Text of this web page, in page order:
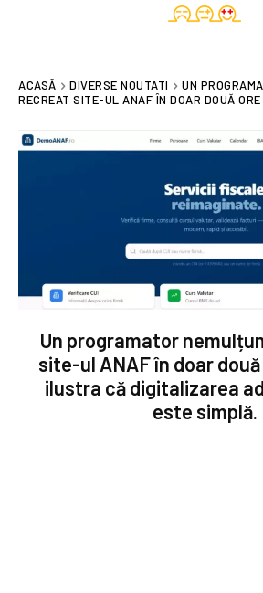
ACASĂ DIVERSE NOUTATI
UN
RECREAT SITE-UL ANAF ÎN DOAR DOUĂ ORE
Un programator
site-ul ANAF în doar
ilustra că digitalizarea
este simplă.